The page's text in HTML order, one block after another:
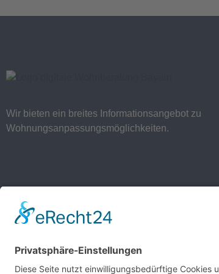
Wir bieten ein breites Informationsangebot zu
Wohnungsanpassungsmöglichkeiten.